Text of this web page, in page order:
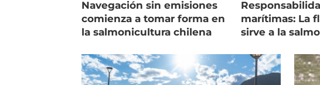
Navegación sin emisiones
comienza a tomar forma en
la salmonicultura chilena
marítimas: La
sirve a la